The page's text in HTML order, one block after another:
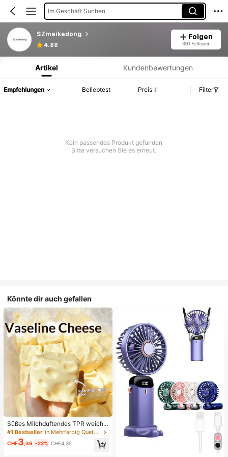
Im Geschäft Suchen
SZmaikedong
4.88
Folgen
360 Follower
Produktinformation: Preisangabe, Verkaufs- und Lagerbestandsdetails.
Artikel Kundenbewertungen
Empfehlungen Beliebtest Preis Filter
Kein passendes Produkt gefunden
Bitte versuchen Sie es erneut.
Könnte dir auch gefallen
Süßes Milchduftendes TPR weiche
s quetschbares Dumpling-förmiges
Stressabbau-Spielzeug, 5cm niedli
ches lustiges Quetsch-Stressabbau
#1 Bestseller in Mehrfarbig Quetschspielzeug für Teenager
CHF3 ,36 -22% CHF4,35